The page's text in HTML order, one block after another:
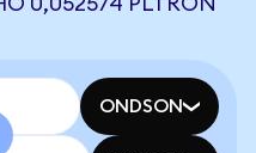
ONDSON